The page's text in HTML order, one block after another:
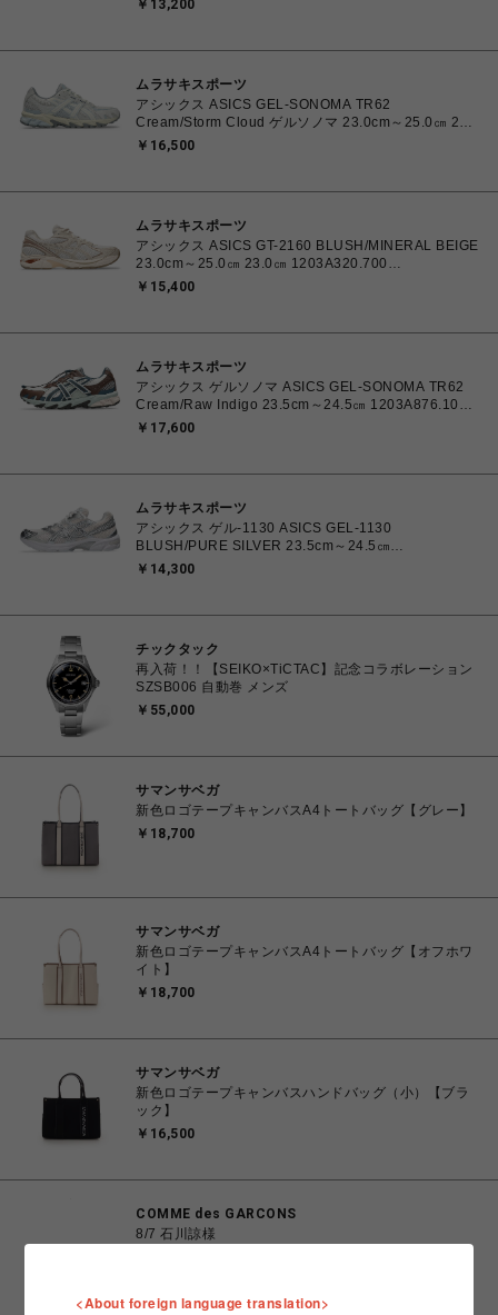
￥13,200
ムラサキスポーツ
アシックス ASICS GEL-SONOMA TR62
Cream/Storm Cloud ゲルソノマ 23.0cm～25.0㎝ 23.0
㎝ 1203A734.102 4571633264412 ユニセックス ス
￥16,500
ムラサキスポーツ
アシックス ASICS GT-2160 BLUSH/MINERAL BEIGE
23.0cm～25.0㎝ 23.0㎝ 1203A320.700
4571633253669 レディース スニーカー スポーツスタ
￥15,400
ムラサキスポーツ
アシックス ゲルソノマ ASICS GEL-SONOMA TR62
Cream/Raw Indigo 23.5cm～24.5㎝ 1203A876.100
4571633244131 レディース スニーカー スポーツスタ
￥17,600
ムラサキスポーツ
アシックス ゲル-1130 ASICS GEL-1130
BLUSH/PURE SILVER 23.5cm～24.5㎝
1203A609.700 4571633242793 レディース スニーカ
￥14,300
チックタック
再入荷！！【SEIKO×TiCTAC】記念コラボレーション
SZSB006 自動巻 メンズ
￥55,000
サマンサベガ
新色ロゴテープキャンバスA4トートバッグ【グレー】
￥18,700
サマンサベガ
新色ロゴテープキャンバスA4トートバッグ【オフホワ
イト】
￥18,700
サマンサベガ
新色ロゴテープキャンバスハンドバッグ（小）【ブラ
ック】
￥16,500
COMME des GARCONS
8/7 石川諒様
<About foreign language translation>